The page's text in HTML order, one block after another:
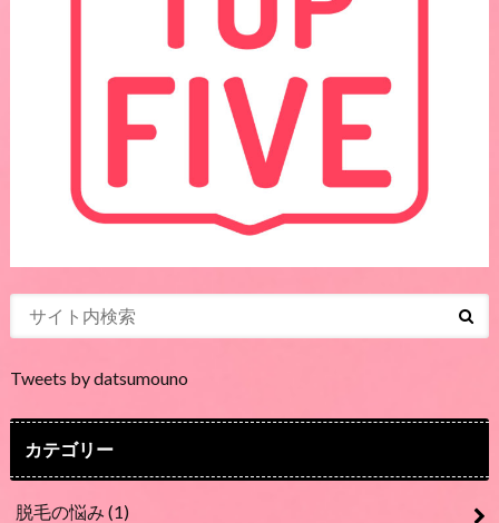
Tweets by datsumouno
カテゴリー
脱毛の悩み (1)